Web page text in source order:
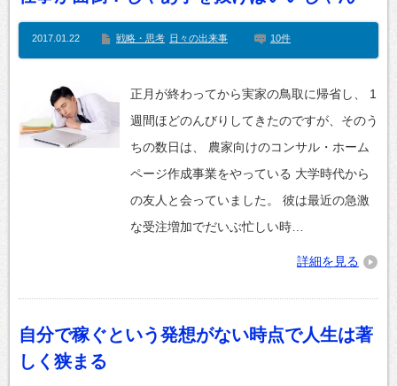
2017.01.22 戦略・思考 日々の出来事 10件
正月が終わってから実家の鳥取に帰省し、 1
週間ほどのんびりしてきたのですが、そのう
ちの数日は、 農家向けのコンサル・ホーム
ページ作成事業をやっている 大学時代から
の友人と会っていました。 彼は最近の急激
な受注増加でだいぶ忙しい時…
詳細を見る
自分で稼ぐという発想がない時点で人生は著
しく狭まる